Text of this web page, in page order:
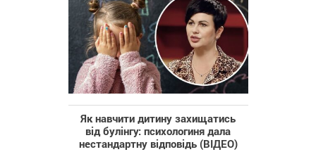
Як навчити дитину захищатись
від булінгу: психологиня дала
нестандартну відповідь (ВІДЕО)